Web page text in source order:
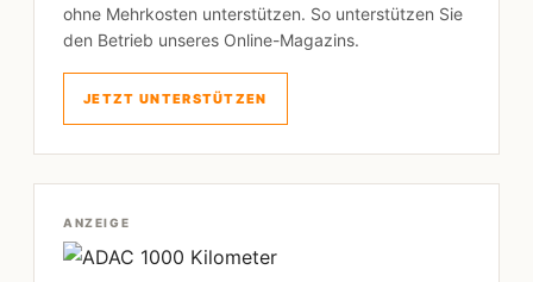
ohne Mehrkosten unterstützen. So unterstützen Sie
den Betrieb unseres Online-Magazins.
JETZT UNTERSTÜTZEN
ANZEIGE